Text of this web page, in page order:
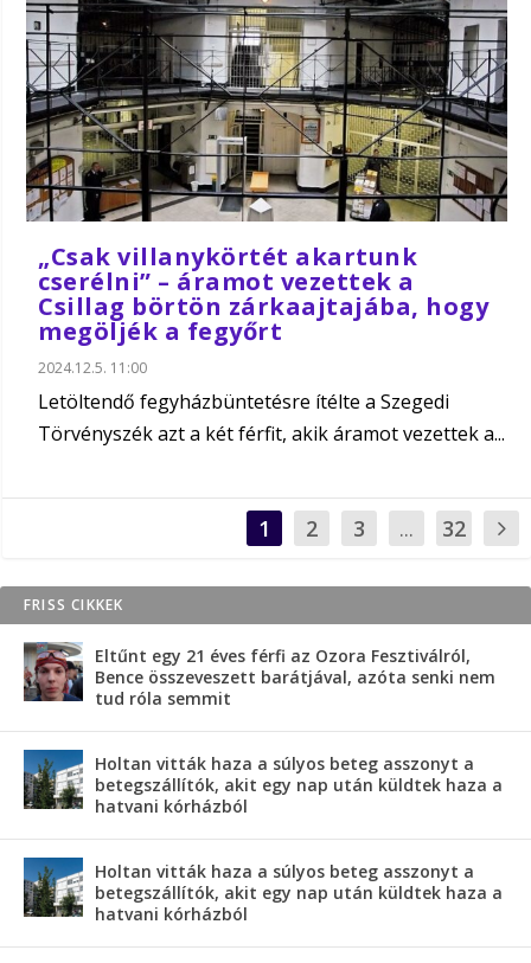
„Csak villanykörtét akartunk
cserélni” – áramot vezettek a
Csillag börtön zárkaajtajába, hogy
megöljék a fegyőrt
2024.12.5. 11:00
Letöltendő fegyházbüntetésre ítélte a Szegedi
Törvényszék azt a két férfit, akik áramot vezettek a...
1 2 3 ... 32
FRISS CIKKEK
Eltűnt egy 21 éves férfi az Ozora Fesztiválról,
Bence összeveszett barátjával, azóta senki nem
tud róla semmit
Holtan vitták haza a súlyos beteg asszonyt a
betegszállítók, akit egy nap után küldtek haza a
hatvani kórházból
Holtan vitták haza a súlyos beteg asszonyt a
betegszállítók, akit egy nap után küldtek haza a
hatvani kórházból